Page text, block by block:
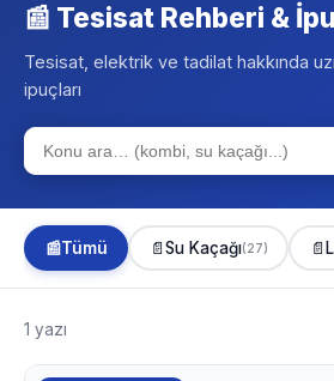
📰 Tesisat Rehberi &
Tesisat, elektrik ve tadilat hakkında
ipuçları
📰Tümü 📄Su Kaçağı(27) 📄
1 yazı